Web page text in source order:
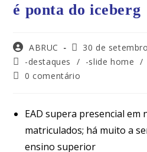
é ponta do iceberg
ABRUC
30 de
-destaques
/ -slide home /
0 comentário
EAD supera presencial em
matriculados; há muito a
ensino superior